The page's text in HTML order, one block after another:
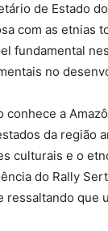
de Estado
com as etnias
fundamental
no
conhece a
da região
culturais e o
do Rally
ressaltando que